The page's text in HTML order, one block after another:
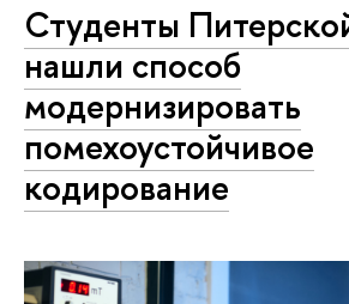
Студенты
нашли способ
модернизировать
помехоустойчивое
кодирование